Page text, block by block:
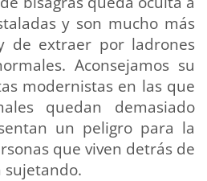
y son mucho más
de extraer por ladrones
Aconsejamos su
modernistas en las que
quedan demasiado
un peligro para la
que viven detrás de
sujetando.